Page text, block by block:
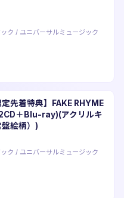
ク / ユニバーサルミュージック
定先着特典】FAKE RHYME
＋Blu-ray)(アクリルキ
絵柄）)
ク / ユニバーサルミュージック